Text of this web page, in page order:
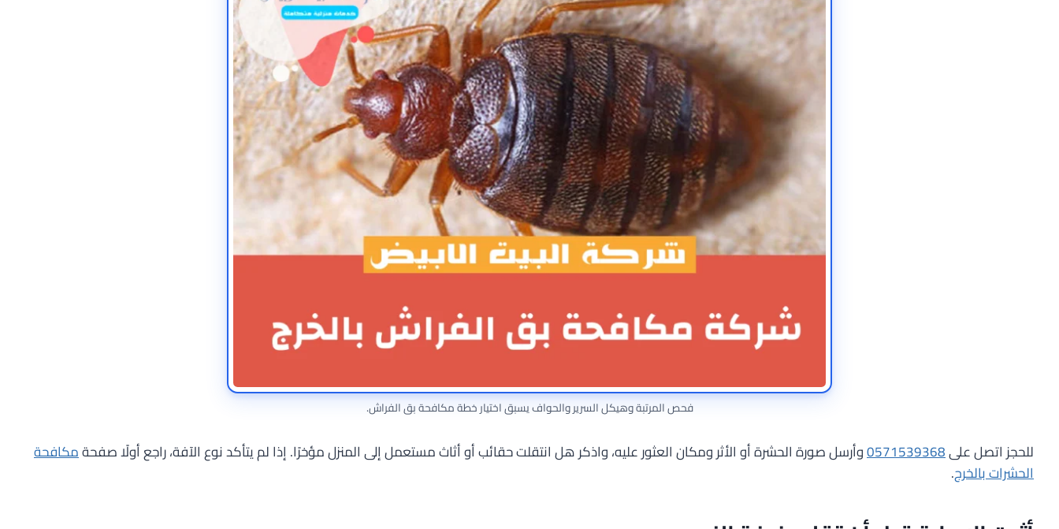
فحص المرتبة وهيكل السرير والحواف يسبق اختيار خطة مكافحة بق الفراش.
للحجز اتصل على0571539368وأرسل صورة الحشرة أو الأثر ومكان العثور عليه، واذكر هل انتقلت حقائب أو أثاث مستعمل إلى المنزل مؤخرًا. إذا لم يتأكد نوع الآفة، راجع أولًا صفحةمكافحة
الحشرات بالخرج.